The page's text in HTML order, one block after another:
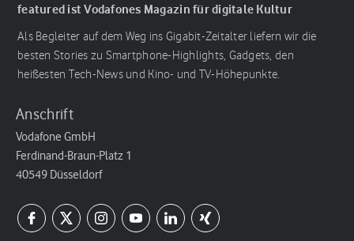
featured ist Vodafones Magazin für digitale Kultur
Als Begleiter auf dem Weg ins Gigabit-Zeitalter liefern wir die
besten Stories zu Smartphone-Highlights, Gadgets, den
heißesten Tech-News und Kino- und TV-Höhepunkte.
Anschrift
Vodafone GmbH
Ferdinand-Braun-Platz 1
40549 Düsseldorf